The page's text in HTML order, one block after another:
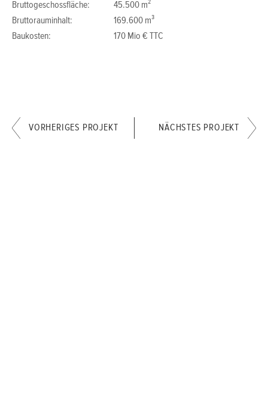
Bruttogeschossfläche:
45.500 m²
Bruttorauminhalt:
169.600 m³
Baukosten:
170 Mio € TTC
VORHERIGES PROJEKT NÄCHSTES PROJEKT